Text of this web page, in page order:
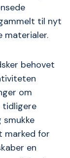
til nyt
materialer.
behovet
om
tidligere
marked for
en